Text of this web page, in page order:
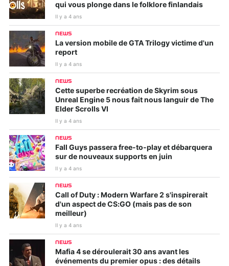
qui vous plonge dans le folklore finlandais
Il y a 4 ans
NEWS
La version mobile de GTA Trilogy victime d'un
report
Il y a 4 ans
NEWS
Cette superbe recréation de Skyrim sous
Unreal Engine 5 nous fait nous languir de The
Elder Scrolls VI
Il y a 4 ans
NEWS
Fall Guys passera free-to-play et débarquera
sur de nouveaux supports en juin
Il y a 4 ans
NEWS
Call of Duty : Modern Warfare 2 s'inspirerait
d'un aspect de CS:GO (mais pas de son
meilleur)
Il y a 4 ans
NEWS
Mafia 4 se déroulerait 30 ans avant les
événements du premier opus : des détails